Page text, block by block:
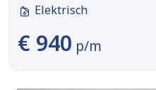
Elektrisch
€ 940 p/m